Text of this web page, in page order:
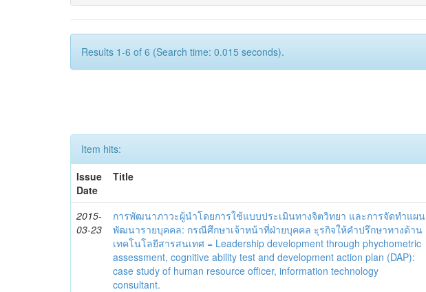
Results 1-6 of 6 (Search time: 0.015 seconds).
Item hits:
Issue
Date
Title
2015-
03-23
การพัฒนาภาวะผู้นำโดยการใช้แบบประเมินทางจิตวิทยา และการจัดทำแผน
พัฒนารายบุคคล: กรณีศึกษาเจ้าหน้าที่ฝ่ายบุคคล ะุรกิจให้คำปรึกษาทางด้าน
เทคโนโลยีสารสนเทศ = Leadership development through phychometric
assessment, cognitive ability test and development action plan (DAP):
case study of human resource officer, information technology
consultant.